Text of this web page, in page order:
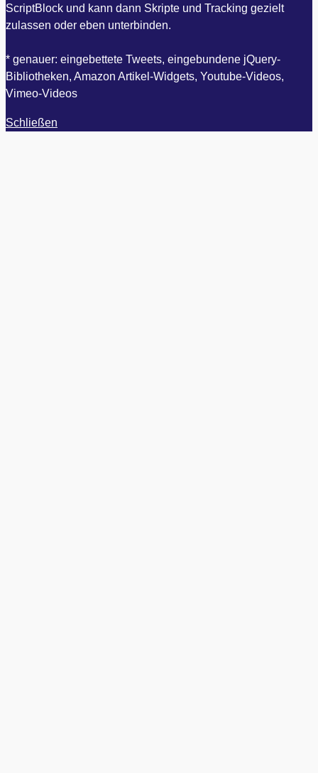
ScriptBlock und kann dann Skripte und Tracking gezielt
zulassen oder eben unterbinden.
* genauer: eingebettete Tweets, eingebundene jQuery-
Bibliotheken, Amazon Artikel-Widgets, Youtube-Videos,
Vimeo-Videos
Schließen